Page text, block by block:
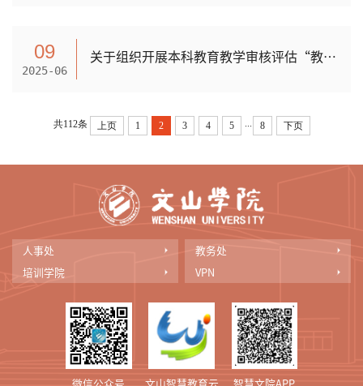
09
2025-06
关于组织开展本科教育教学审核评估“教师教学体验调查”和“在校生学习体验调查”网上问卷填写工作的通知
共112条 上页 1 2 3 4 5 8 下页
人事处
教务处
培训学院
VPN